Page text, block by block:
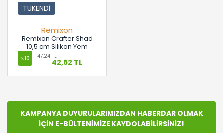
TÜKENDİ
Remixon
Remixon Crafter Shad
10,5 cm Silikon Yem
%10 47,24 TL
42,52 TL
KAMPANYA DUYURULARIMIZDAN HABERDAR OLMAK
İÇİN E-BÜLTENİMİZE KAYDOLABİLİRSİNİZ!